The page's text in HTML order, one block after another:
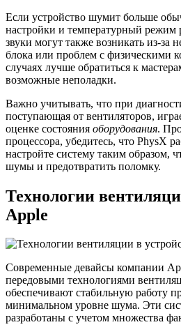
Если устройство шумит больше
настройки и температурный режим
звуки могут также возникать из-за
блока или проблем с физическими
случаях лучше обратиться к
возможные неполадки.
Важно учитывать, что при
поступающая от вентиляторов,
оценке состояния оборудования.
процессора, убедитесь, что PhysX
настройте систему таким образом,
шумы и предотвратить поломку.
Технологии
Apple
Современные девайсы компании
передовыми технологиями
обеспечивают стабильную работу
минимальном уровне шума. Эти
разработаны с учетом множества